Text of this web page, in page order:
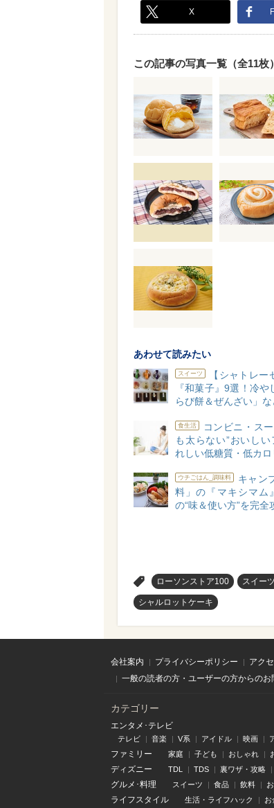
X
この記事の写真一覧（全11枚）
あわせて読みたい
スイーツ
【シャトレ
『和菓子』9選！冷
らび餅＆ぜんざい」
食生活
コンビニ・ス
も太らない”おいし
れしい低糖質・低カロ
ウチごはん_調味料
キャン
料」の『マキシマム
の“味＆使い方”を完全
ローソンストア100 スイーツ
シャルロットケーキ
会社案内 プライバシーポリシー アク
一般の読者の方・ユーザーの方からのお
カテゴリー
エンタメ･テレビ
テレビ 音楽 V系 アイドル 映画
ファミリー 家庭 子ども おしゃれ
ディズニー TDL TDS 裏ワザ・攻略
グルメ･料理 スイーツ 食品 飲料
ライフスタイル 生活・ライフハック お